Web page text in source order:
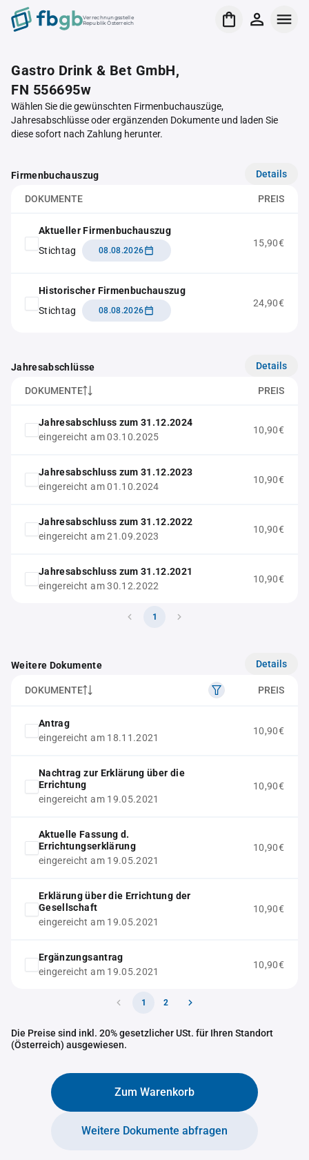
Verrechnungsstelle
Republik Österreich
Gastro Drink & Bet GmbH,
FN 556695w
Wählen Sie die gewünschten Firmenbuchauszüge,
Jahresabschlüsse oder ergänzenden Dokumente und laden Sie
diese sofort nach Zahlung herunter.
Firmenbuchauszug Details
DOKUMENTE PREIS
Aktueller Firmenbuchauszug
Stichtag
08.08.2026
15,90€
Historischer Firmenbuchauszug
Stichtag
08.08.2026
24,90€
Jahresabschlüsse Details
DOKUMENTE PREIS
Jahresabschluss zum 31.12.2024
eingereicht am 03.10.2025
10,90€
Jahresabschluss zum 31.12.2023
eingereicht am 01.10.2024
10,90€
Jahresabschluss zum 31.12.2022
eingereicht am 21.09.2023
10,90€
Jahresabschluss zum 31.12.2021
eingereicht am 30.12.2022
10,90€
1
Weitere Dokumente Details
DOKUMENTE PREIS
Antrag
eingereicht am 18.11.2021
10,90€
Nachtrag zur Erklärung über die
Errichtung
eingereicht am 19.05.2021
10,90€
Aktuelle Fassung d.
Errichtungserklärung
eingereicht am 19.05.2021
10,90€
Erklärung über die Errichtung der
Gesellschaft
eingereicht am 19.05.2021
10,90€
Ergänzungsantrag
eingereicht am 19.05.2021
10,90€
1 2
Die Preise sind inkl. 20% gesetzlicher USt. für Ihren Standort
(Österreich) ausgewiesen.
Zum Warenkorb
Weitere Dokumente abfragen